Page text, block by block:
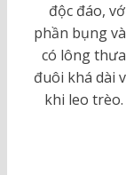
độc đáo,
phần bụng
có lông
đuôi khá dài
khi leo